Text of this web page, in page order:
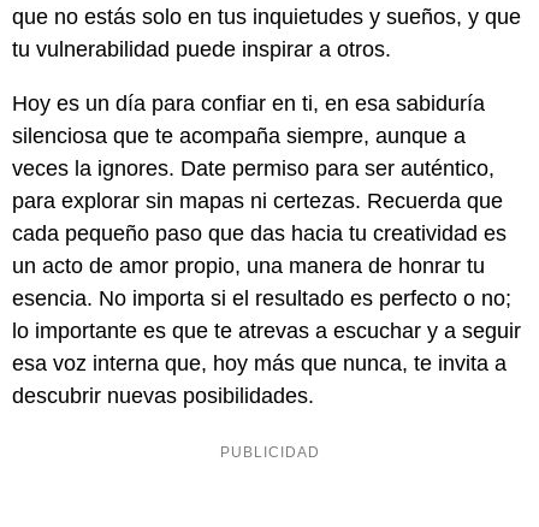
que no estás solo en tus inquietudes y sueños, y que
tu vulnerabilidad puede inspirar a otros.
Hoy es un día para confiar en ti, en esa sabiduría
silenciosa que te acompaña siempre, aunque a
veces la ignores. Date permiso para ser auténtico,
para explorar sin mapas ni certezas. Recuerda que
cada pequeño paso que das hacia tu creatividad es
un acto de amor propio, una manera de honrar tu
esencia. No importa si el resultado es perfecto o no;
lo importante es que te atrevas a escuchar y a seguir
esa voz interna que, hoy más que nunca, te invita a
descubrir nuevas posibilidades.